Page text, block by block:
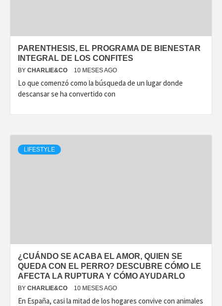
PARENTHESIS, EL PROGRAMA DE BIENESTAR
INTEGRAL DE LOS CONFITES
BY CHARLIE&CO 10 MESES AGO
Lo que comenzó como la búsqueda de un lugar donde
descansar se ha convertido con
LIFESTYLE
¿CUÁNDO SE ACABA EL AMOR, QUIEN SE
QUEDA CON EL PERRO? DESCUBRE CÓMO LE
AFECTA LA RUPTURA Y CÓMO AYUDARLO
BY CHARLIE&CO 10 MESES AGO
En España, casi la mitad de los hogares convive con animales